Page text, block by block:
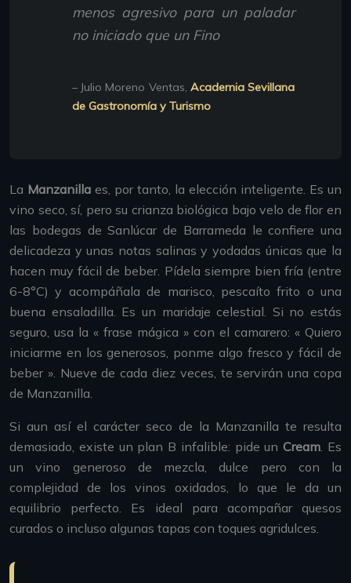
menos agresivo para un paladar
no iniciado que un Fino
– Julio Moreno Ventas, Academia Sevillana
de Gastronomía y Turismo
La Manzanilla es, por tanto, la elección inteligente. Es un
vino seco, sí, pero su crianza biológica bajo velo de flor en
las bodegas de Sanlúcar de Barrameda le confiere una
delicadeza y unas notas salinas y yodadas únicas que la
hacen muy fácil de beber. Pídela siempre bien fría (entre
6-8°C) y acompáñala de marisco, pescaíto frito o una
buena ensaladilla. Es un maridaje celestial. Si no estás
seguro, usa la « frase mágica » con el camarero: « Quiero
iniciarme en los generosos, ponme algo fresco y fácil de
beber ». Nueve de cada diez veces, te servirán una copa
de Manzanilla.
Si aun así el carácter seco de la Manzanilla te resulta
demasiado, existe un plan B infalible: pide unCream. Es
un vino generoso de mezcla, dulce pero con la
complejidad de los vinos oxidados, lo que le da un
equilibrio perfecto. Es ideal para acompañar quesos
curados o incluso algunas tapas con toques agridulces.